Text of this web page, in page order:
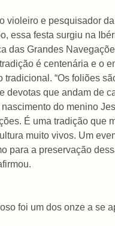
violeiro e pesquisador
essa festa surgiu na
das Grandes
é centenária e o
tradicional. “Os foliões
devotas que andam de
do menino
É uma tradição que
muito vivos. Um
para a preservação
foi um dos onze a se